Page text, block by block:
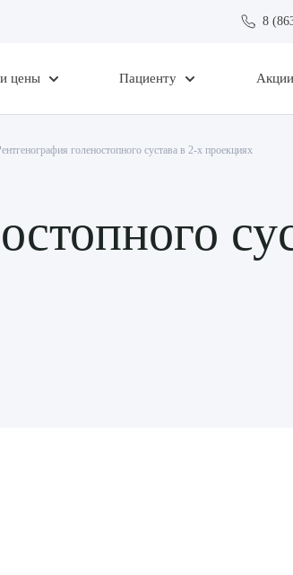
8
цены Пациенту Акции
голеностопного сустава в 2-х проекциях